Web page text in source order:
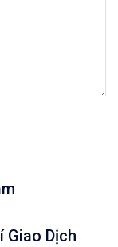
Giao Dịch